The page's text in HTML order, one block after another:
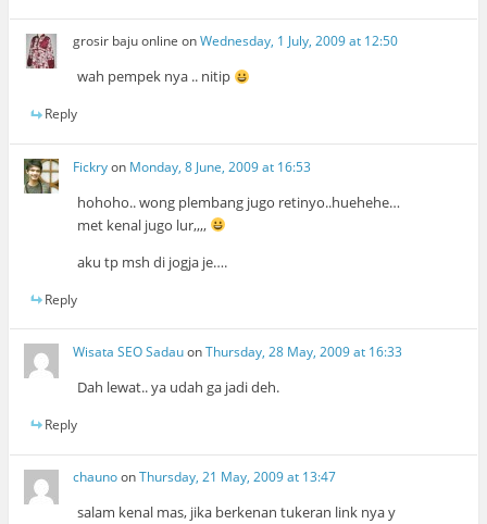
grosir baju online onWednesday, 1 July, 2009 at 12:50
wah pempek nya .. nitip
Reply
Fickryon Monday, 8 June, 2009 at 16:53
hohoho.. wong plembang jugo retinyo..huehehe…
met kenal jugo lur,,,,
aku tp msh di jogja je….
Reply
Wisata SEO SadauonThursday, 28 May, 2009 at 16:33
Dah lewat.. ya udah ga jadi deh.
Reply
chaunoonThursday, 21 May, 2009 at 13:47
salam kenal mas, jika berkenan tukeran link nya y